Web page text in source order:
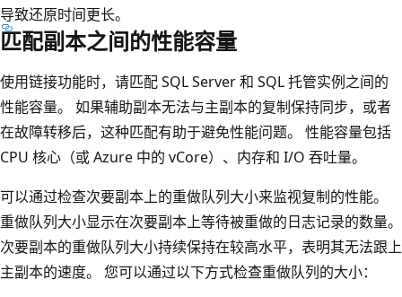
导致还原时间更长。
匹配副本之间的性能容量
使用链接功能时，请匹配 SQL Server 和 SQL 托管实例之间的
性能容量。 如果辅助副本无法与主副本的复制保持同步，或者
在故障转移后，这种匹配有助于避免性能问题。 性能容量包括
CPU 核心（或 Azure 中的 vCore）、内存和 I/O 吞吐量。
可以通过检查次要副本上的重做队列大小来监视复制的性能。
重做队列大小显示在次要副本上等待被重做的日志记录的数量。
次要副本的重做队列大小持续保持在较高水平，表明其无法跟上
主副本的速度。 您可以通过以下方式检查重做队列的大小：